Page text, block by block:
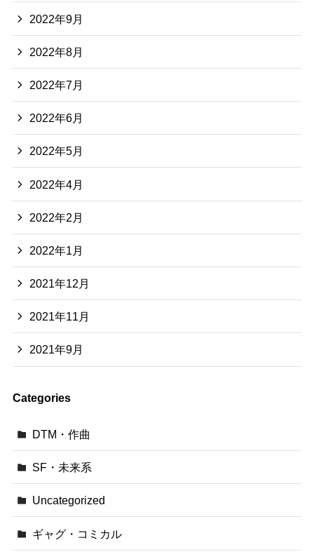
2022年9月
2022年8月
2022年7月
2022年6月
2022年5月
2022年4月
2022年2月
2022年1月
2021年12月
2021年11月
2021年9月
Categories
DTM・作曲
SF・未来系
Uncategorized
ギャグ・コミカル